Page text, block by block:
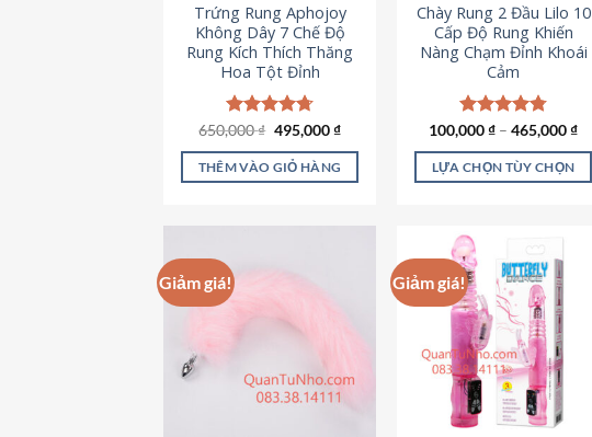
Trứng Rung Aphojoy
Không Dây 7 Chế Độ
Rung Kích Thích Thăng
Hoa Tột Đỉnh
Được xếp
5 sao
650,000₫ Giá
là:
650,000 ₫.
495,000₫Giá
tại
là:
THÊM VÀO GIỎ HÀNG
Chày Rung 2 Đầu Lilo 10
Cấp Độ Rung Khiến
Nàng Chạm Đỉnh Khoái
Cảm
Được xếp
5 sao
100,000₫ – 465,000₫
LỰA CHỌN TÙY CHỌN
có
nhiều
biến
thể.
Các
tùy
chọn
Giảm giá! Giảm giá!